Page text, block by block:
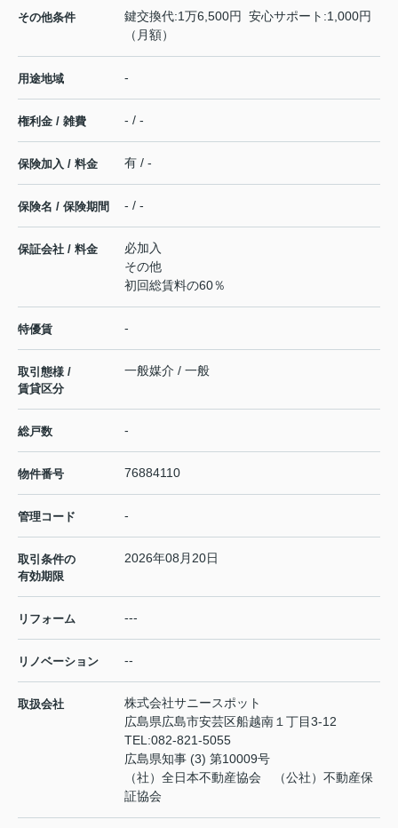
その他条件
鍵交換代:1万6,500円 安心サポート:1,000円
（月額）
用途地域 -
権利金 / 雑費 - / -
保険加入 / 料金 有 / -
保険名 / 保険期間 - / -
保証会社 / 料金
必加入
その他
初回総賃料の60％
特優賃 -
取引態様 /
賃貸区分
一般媒介 / 一般
総戸数 -
物件番号 76884110
管理コード -
取引条件の
有効期限
2026年08月20日
リフォーム ---
リノベーション --
取扱会社
株式会社サニースポット
広島県広島市安芸区船越南１丁目3-12
TEL:082-821-5055
広島県知事 (3) 第10009号
（社）全日本不動産協会 （公社）不動産保
証協会